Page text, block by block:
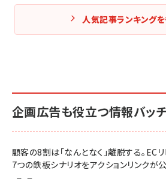
人気記事ランキング
企画広告も役立つ情報バッチ
顧客の8割は「なんとなく」離脱する。EC
7つの鉄板シナリオをアクションリンクが